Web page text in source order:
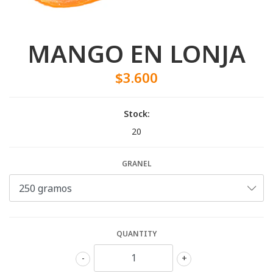
MANGO EN LONJA
$3.600
Stock:
20
GRANEL
QUANTITY
+
-